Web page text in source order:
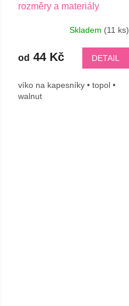
rozměry a materiály
Skladem (11 ks)
od 44 Kč DETAIL
víko na kapesníky • topol •
walnut